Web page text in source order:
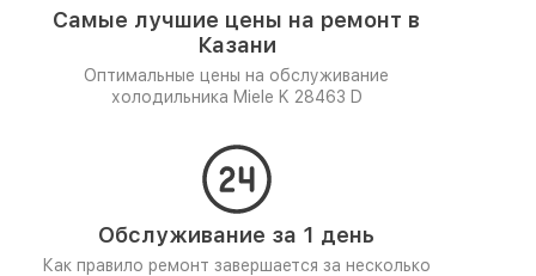
Самые лучшие цены на ремонт в
Казани
Оптимальные цены на обслуживание
холодильника Miele K 28463 D
Обслуживание за 1 день
Как правило ремонт завершается за несколько